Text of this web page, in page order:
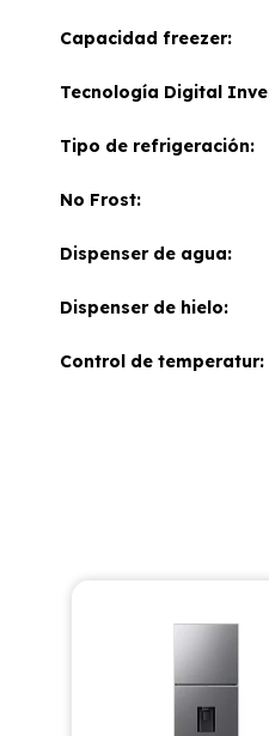
Capacidad freezer
Tecnología Digital
Tipo de refrigeración
No Frost
Dispenser de agua
Dispenser de hielo
Control de temperatur